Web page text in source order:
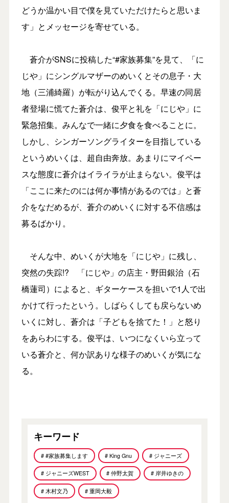
どうか温かい目で僕を見ていただけたらと思いま
す」とメッセージを寄せている。
蒼介がSNSに投稿した“#家族募集”を見て、「に
じや」にシングルマザーのめいくとその息子・大
地（三浦綺羅）が転がり込んでくる。早速の同居
者登場に慌てた蒼介は、俊平と礼を「にじや」に
緊急招集。みんなで一緒に夕食を食べることに。
しかし、シンガーソングライターを目指している
というめいくは、超自由奔放。あまりにマイペー
スな態度に蒼介はイライラが止まらない。俊平は
「ここに来たのには何か事情があるのでは」と蒼
介をなだめるが、蒼介のめいくに対する不信感は
募るばかり。
そんな中、めいくが大地を「にじや」に残し、
突然の失踪!? 「にじや」の店主・野田銀治（石
橋蓮司）によると、ギターケースを担いで1人で出
かけて行ったという。しばらくしても戻らないめ
いくに対し、蒼介は「子どもを捨てた！」と怒り
をあらわにする。俊平は、いつになくいら立って
いる蒼介と、何か訳ありな様子のめいくが気にな
る。
キーワード
# #家族募集します # King Gnu # ジャニーズ
# ジャニーズWEST # 仲野太賀 # 岸井ゆきの
# 木村文乃 # 重岡大毅